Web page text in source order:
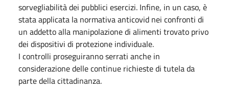
sorvegliabilità dei pubblici esercizi. Infine, in un caso, è
stata applicata la normativa anticovid nei confronti di
un addetto alla manipolazione di alimenti trovato privo
dei dispositivi di protezione individuale.
I controlli proseguiranno serrati anche in
considerazione delle continue richieste di tutela da
parte della cittadinanza.